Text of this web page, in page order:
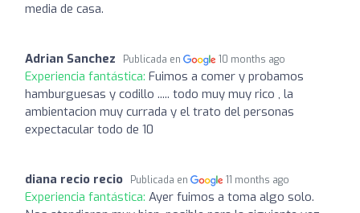
media de casa.
Adrian Sanchez Publicada en 10 months ago
Experiencia fantástica: Fuimos a comer y probamos
hamburguesas y codillo ..... todo muy muy rico , la
ambientacion muy currada y el trato del personas
expectacular todo de 10
diana recio recio Publicada en 11 months ago
Experiencia fantástica: Ayer fuimos a toma algo solo.